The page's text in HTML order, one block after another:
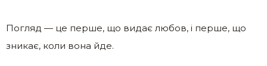
Погляд — це перше, що видає любов, і перше, що
зникає, коли вона йде.